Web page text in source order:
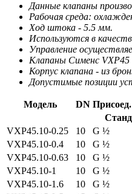
Данные клапаны
Рабочая среда:
Ход штока - 5.5 мм.
Используются в
Управление
Клапаны Сименс VXP45
Корпус клапана - из
Допустимые позиции
Модель DN
VXP45.10-0.25
10 G ½
VXP45.10-0.4 10 G ½
VXP45.10-0.63
10 G ½
VXP45.10-1
10 G ½
VXP45.10-1.6
10 G ½